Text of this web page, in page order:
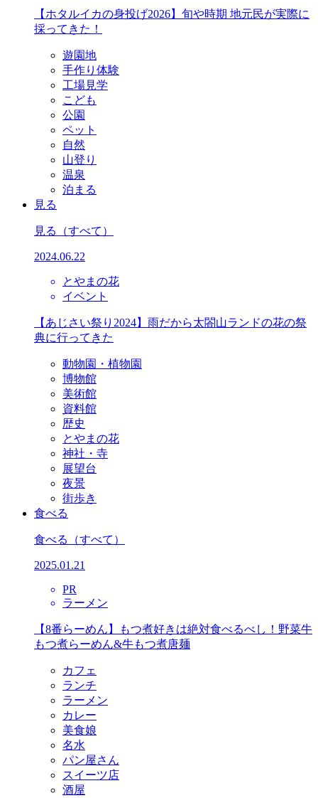
【ホタルイカの身投げ2026】旬や時期 地元民が実際に
採ってきた！
遊園地
手作り体験
工場見学
こども
公園
ペット
自然
山登り
温泉
泊まる
見る
見る （すべて）
2024.06.22
とやまの花
イベント
【あじさい祭り2024】雨だから太閤山ランドの花の祭
典に行ってきた
動物園・植物園
博物館
美術館
資料館
歴史
とやまの花
神社・寺
展望台
夜景
街歩き
食べる
食べる （すべて）
2025.01.21
PR
ラーメン
【8番らーめん】もつ煮好きは絶対食べるべし！野菜牛
もつ煮らーめん&牛もつ煮唐麺
カフェ
ランチ
ラーメン
カレー
美食娘
名水
パン屋さん
スイーツ店
酒屋